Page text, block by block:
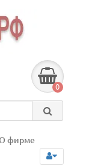
0
фирме